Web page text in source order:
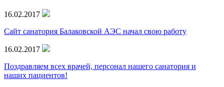
16.02.2017
Сайт санатория Балаковской АЭС начал свою работу
16.02.2017
Поздравляем всех врачей, персонал нашего санатория и
наших пациентов!